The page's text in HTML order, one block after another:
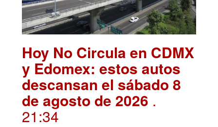
Hoy No Circula en CDMX
y Edomex: estos autos
descansan el sábado 8
de agosto de 2026 .
21:34